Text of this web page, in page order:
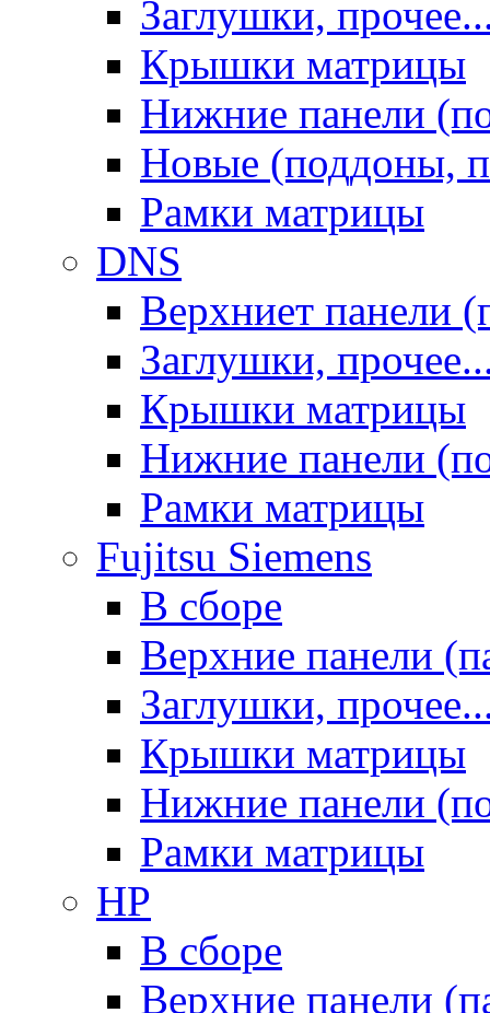
Заглушки,
Крышки матрицы
Нижние панели
Новые (поддоны,
Рамки матрицы
DNS
Верхниет панели
Заглушки,
Крышки матрицы
Нижние панели
Рамки матрицы
Fujitsu Siemens
В сборе
Верхние панели
Заглушки,
Крышки матрицы
Нижние панели
Рамки матрицы
HP
В сборе
Верхние панели